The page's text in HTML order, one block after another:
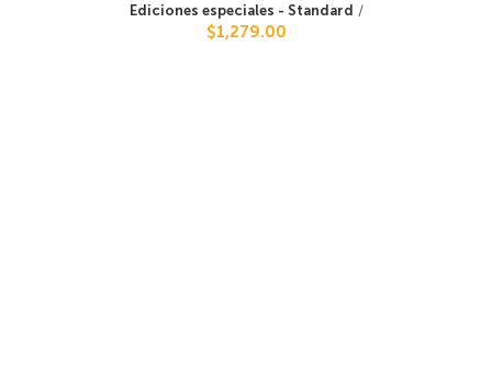
Ediciones especiales - Standard /
$1,279.00